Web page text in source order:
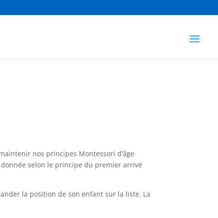
nos principes Montessori d’âge
selon le principe du premier arrivé
la position de son enfant sur la liste. La